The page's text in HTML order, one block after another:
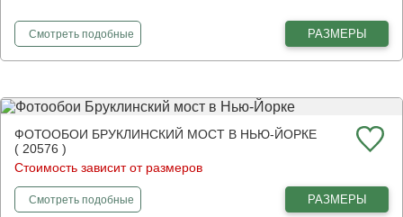
Смотретьфотообои
подобные РАЗМЕРЫ
ФОТООБОИ БРУКЛИНСКИЙ МОСТ В НЬЮ-ЙОРКЕ
( 20576 )
Стоимость зависит от размеров
Смотретьфотообои
подобные РАЗМЕРЫ